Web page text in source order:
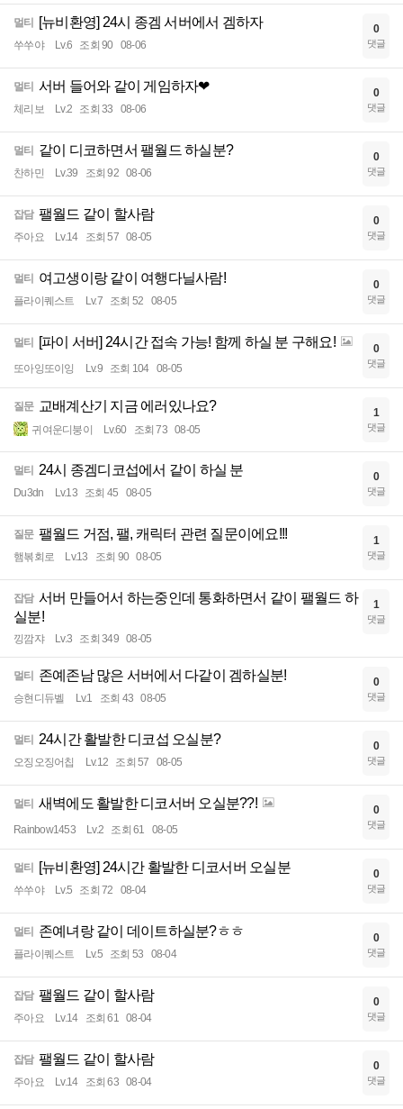
멀티 [뉴비환영] 24시 종겜 서버에서 겜하자
쑤쑤야 Lv.6 조회 90 08-06
0
댓글
멀티 서버 들어와 같이 게임하자❤
체리보 Lv.2 조회 33 08-06
0
댓글
멀티 같이 디코하면서 팰월드 하실분?
찬하민 Lv.39 조회 92 08-06
0
댓글
잡담 팰월드 같이 할사람
주아요 Lv.14 조회 57 08-05
0
댓글
멀티 여고생이랑 같이 여행다닐사람!
플라이퀘스트 Lv.7 조회 52 08-05
0
댓글
멀티 [파이 서버] 24시간 접속 가능! 함께 하실 분 구해요!
또아잉또이잉 Lv.9 조회 104 08-05
0
댓글
질문 교배계산기 지금 에러있나요?
귀여운디붕이 Lv.60 조회 73 08-05
1
댓글
멀티 24시 종겜디코섭에서 같이 하실 분
Du3dn Lv.13 조회 45 08-05
0
댓글
질문 팰월드 거점, 팰, 캐릭터 관련 질문이에요!!!
햄볶회로 Lv.13 조회 90 08-05
1
댓글
잡담 서버 만들어서 하는중인데 통화하면서 같이 팰월드 하
실분!
낑깜쟈 Lv.3 조회 349 08-05
1
댓글
멀티 존예존남 많은 서버에서 다같이 겜하실분!
승현디듀벨 Lv.1 조회 43 08-05
0
댓글
멀티 24시간 활발한 디코섭 오실분?
오징오징어칩 Lv.12 조회 57 08-05
0
댓글
멀티 새벽에도 활발한 디코서버 오실분??!
Rainbow1453 Lv.2 조회 61 08-05
0
댓글
멀티 [뉴비환영] 24시간 활발한 디코서버 오실분
쑤쑤야 Lv.5 조회 72 08-04
0
댓글
멀티 존예녀랑 같이 데이트하실분?ㅎㅎ
플라이퀘스트 Lv.5 조회 53 08-04
0
댓글
잡담 팰월드 같이 할사람
주아요 Lv.14 조회 61 08-04
0
댓글
잡담 팰월드 같이 할사람
주아요 Lv.14 조회 63 08-04
0
댓글